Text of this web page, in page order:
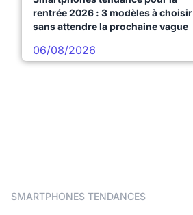
rentrée 2026 : 3 modèles à choisir
sans attendre la prochaine vague
06/08/2026
SMARTPHONES TENDANCES